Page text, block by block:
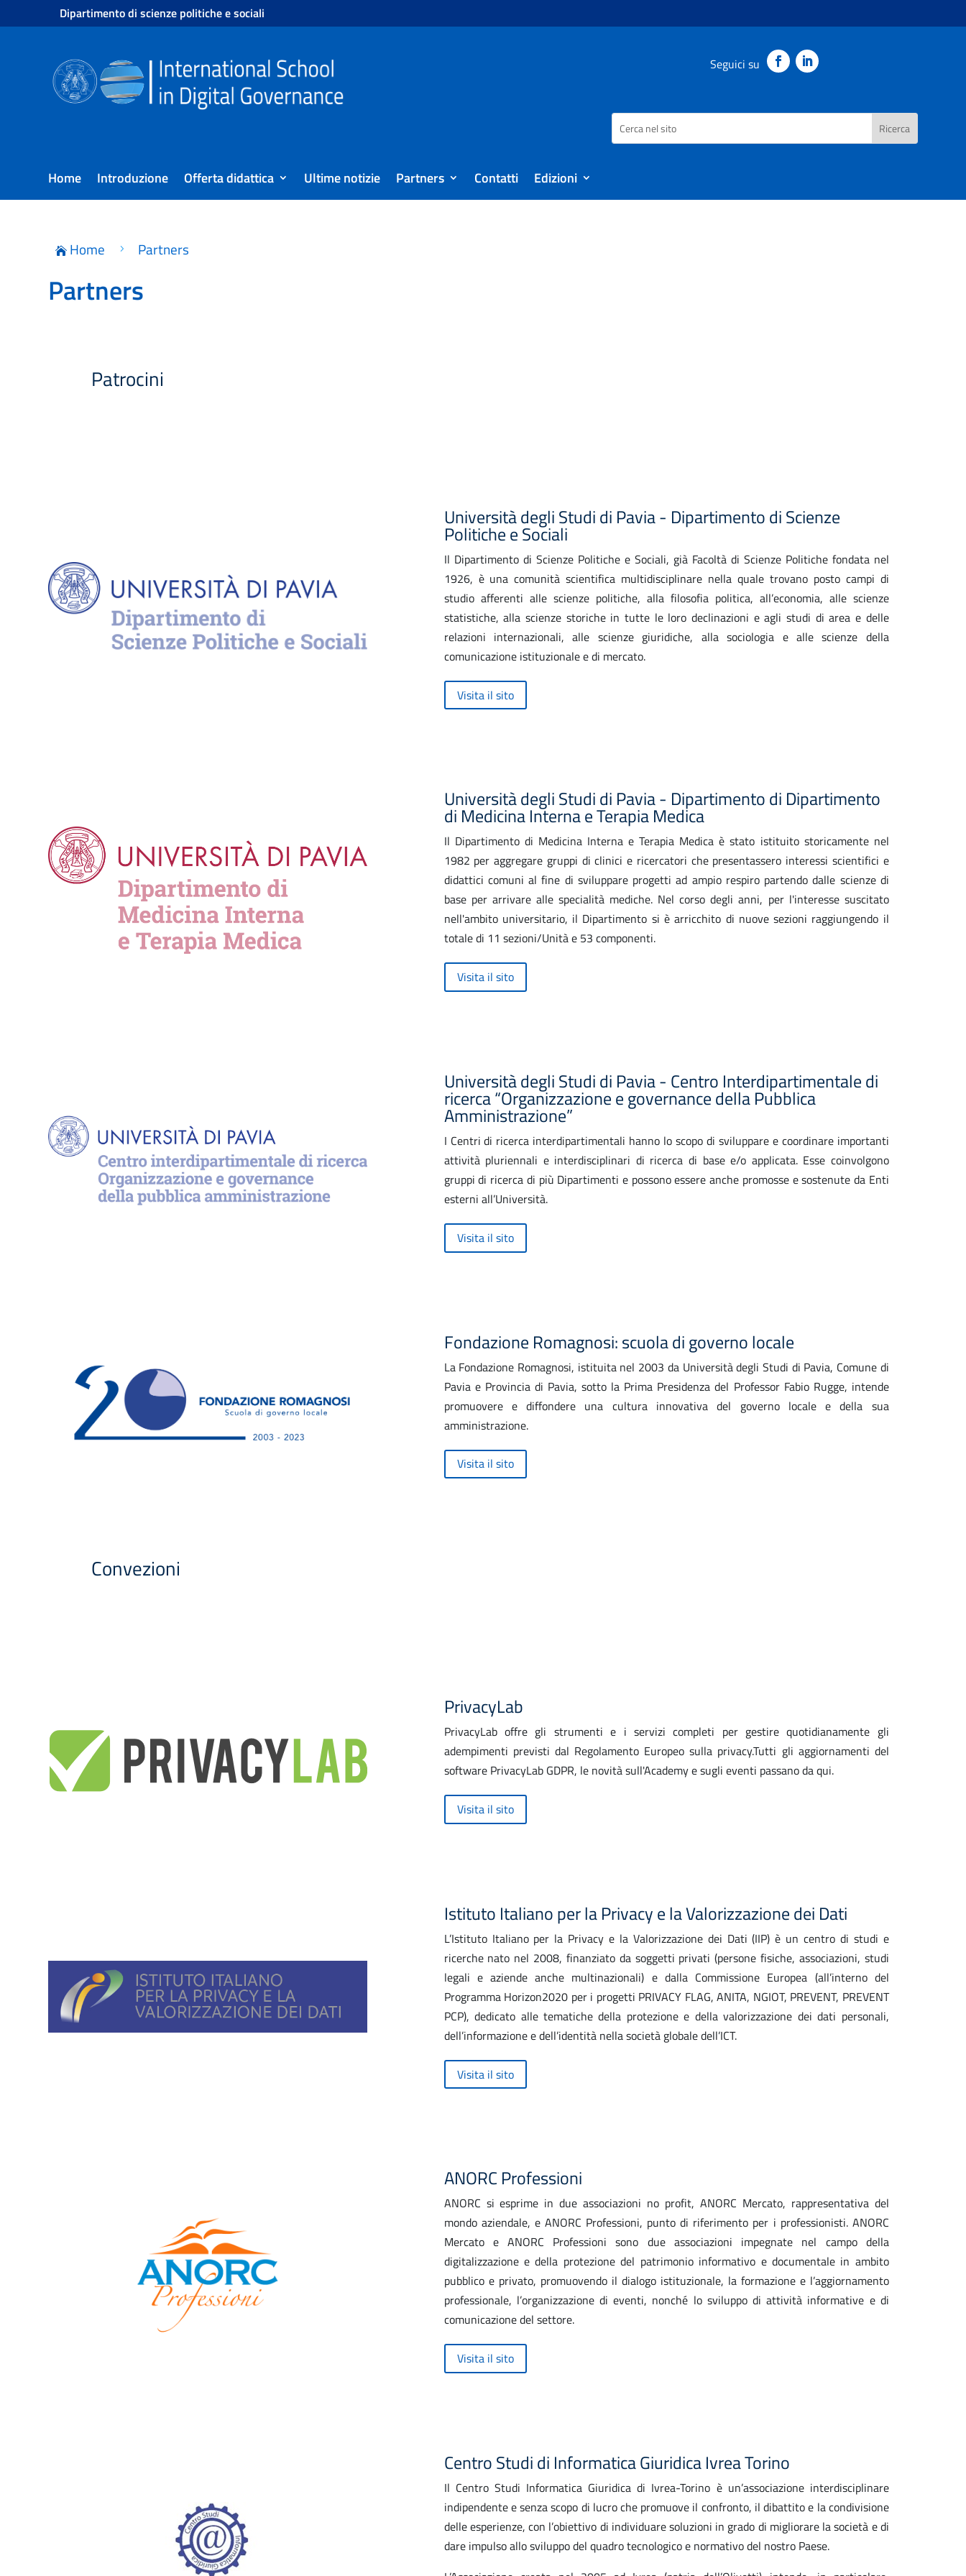
Dipartimento di scienze politiche e sociali
Home Introduzione Offerta didattica Ultime notizie Partners Contatti Edizioni
 Home 5 Partners
Partners
Patrocini
Università degli Studi di Pavia - Dipartimento di Scienze
Politiche e Sociali
Il Dipartimento di Scienze Politiche e Sociali, già Facoltà di Scienze Politiche fondata nel
1926, è una comunità scientifica multidisciplinare nella quale trovano posto campi di
studio afferenti alle scienze politiche, alla filosofia politica, all’economia, alle scienze
statistiche, alla scienze storiche in tutte le loro declinazioni e agli studi di area e delle
relazioni internazionali, alle scienze giuridiche, alla sociologia e alle scienze della
comunicazione istituzionale e di mercato.
Visita il sito
Università degli Studi di Pavia - Dipartimento di Dipartimento
di Medicina Interna e Terapia Medica
Il Dipartimento di Medicina Interna e Terapia Medica è stato istituito storicamente nel
1982 per aggregare gruppi di clinici e ricercatori che presentassero interessi scientifici e
didattici comuni al fine di sviluppare progetti ad ampio respiro partendo dalle scienze di
base per arrivare alle specialità mediche. Nel corso degli anni, per l'interesse suscitato
nell'ambito universitario, il Dipartimento si è arricchito di nuove sezioni raggiungendo il
totale di 11 sezioni/Unità e 53 componenti.
Visita il sito
Università degli Studi di Pavia - Centro Interdipartimentale di
ricerca “Organizzazione e governance della Pubblica
Amministrazione”
I Centri di ricerca interdipartimentali hanno lo scopo di sviluppare e coordinare importanti
attività pluriennali e interdisciplinari di ricerca di base e/o applicata. Esse coinvolgono
gruppi di ricerca di più Dipartimenti e possono essere anche promosse e sostenute da Enti
esterni all’Università.
Visita il sito
Fondazione Romagnosi: scuola di governo locale
La Fondazione Romagnosi, istituita nel 2003 da Università degli Studi di Pavia, Comune di
Pavia e Provincia di Pavia, sotto la Prima Presidenza del Professor Fabio Rugge, intende
promuovere e diffondere una cultura innovativa del governo locale e della sua
amministrazione.
Visita il sito
Convezioni
PrivacyLab
PrivacyLab offre gli strumenti e i servizi completi per gestire quotidianamente gli
adempimenti previsti dal Regolamento Europeo sulla privacy.Tutti gli aggiornamenti del
software PrivacyLab GDPR, le novità sull'Academy e sugli eventi passano da qui.
Visita il sito
Istituto Italiano per la Privacy e la Valorizzazione dei Dati
L’Istituto Italiano per la Privacy e la Valorizzazione dei Dati (IIP) è un centro di studi e
ricerche nato nel 2008, finanziato da soggetti privati (persone fisiche, associazioni, studi
legali e aziende anche multinazionali) e dalla Commissione Europea (all’interno del
Programma Horizon2020 per i progetti PRIVACY FLAG, ANITA, NGIOT, PREVENT, PREVENT
PCP), dedicato alle tematiche della protezione e della valorizzazione dei dati personali,
dell’informazione e dell’identità nella società globale dell’ICT.
Visita il sito
ANORC Professioni
ANORC si esprime in due associazioni no profit, ANORC Mercato, rappresentativa del
mondo aziendale, e ANORC Professioni, punto di riferimento per i professionisti. ANORC
Mercato e ANORC Professioni sono due associazioni impegnate nel campo della
digitalizzazione e della protezione del patrimonio informativo e documentale in ambito
pubblico e privato, promuovendo il dialogo istituzionale, la formazione e l’aggiornamento
professionale, l’organizzazione di eventi, nonché lo sviluppo di attività informative e di
comunicazione del settore.
Visita il sito
Centro Studi di Informatica Giuridica Ivrea Torino
Il Centro Studi Informatica Giuridica di Ivrea-Torino è un’associazione interdisciplinare
indipendente e senza scopo di lucro che promuove il confronto, il dibattito e la condivisione
delle esperienze, con l’obiettivo di individuare soluzioni in grado di migliorare la società e di
dare impulso allo sviluppo del quadro tecnologico e normativo del nostro Paese.